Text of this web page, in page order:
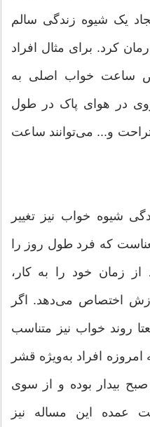
یک شیوه زندگی سالم
کرد. برای مثال افراد
ساعت خواب اصلی به
در هوای پاک در طول
و... می‌توانند ساعت
شیوه خواب نیز تغییر
که فرد طول روز را
زمان خود را به کار،
اختصاص می‌دهد. اگر
روند خواب نیز متناسب
افراد به‌ویژه قشر
بیدار بوده و از سوی
عمده این مساله نیز